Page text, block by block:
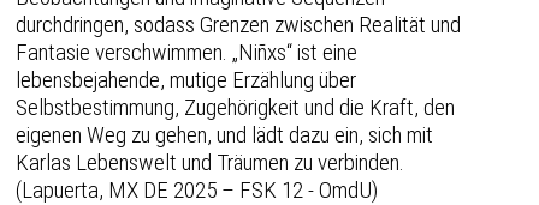
durchdringen, sodass Grenzen zwischen Realität und
Fantasie verschwimmen. „Niñxs“ ist eine
lebensbejahende, mutige Erzählung über
Selbstbestimmung, Zugehörigkeit und die Kraft, den
eigenen Weg zu gehen, und lädt dazu ein, sich mit
Karlas Lebenswelt und Träumen zu verbinden.
(Lapuerta, MX DE 2025 – FSK 12 - OmdU)